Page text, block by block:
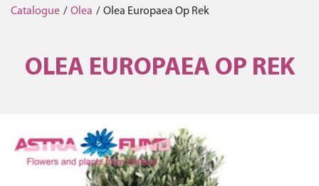
Catalogue / Olea / Olea Europaea Op Rek
OLEA EUROPAEA OP REK